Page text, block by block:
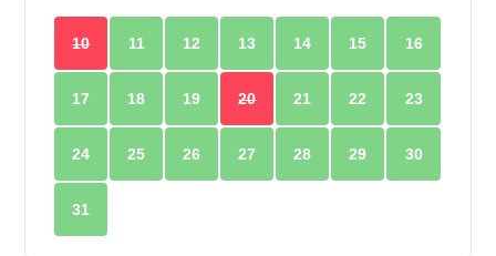
10 11 12 13 14 15 16
17 18 19 20 21 22 23
24 25 26 27 28 29 30
31